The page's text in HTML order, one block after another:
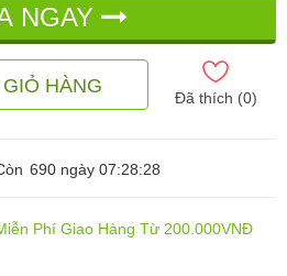
NGAY
HÀNG
Đã thích (0)
690 ngày 07:28:27
Phí Giao Hàng Từ 200.000VNĐ